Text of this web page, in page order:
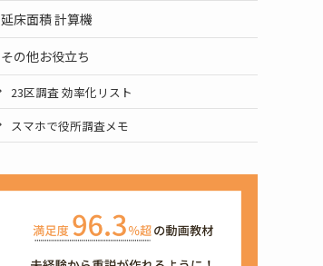
延床面積 計算機
その他お役立ち
23区調査 効率化リスト
スマホで役所調査メモ